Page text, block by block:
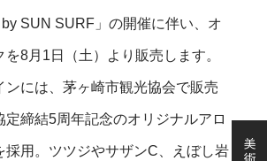
SUN SURF」の開催に伴い、オ
を8月1日（土）より販売します。
ンには、茅ヶ崎市観光協会で販売
定締結5周年記念のオリジナルアロ
採用。ツツジやサザンC、えぼし岩